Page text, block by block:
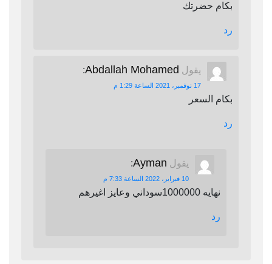
بكام حضرتك
رد
يقول Abdallah Mohamed
:
17 نوفمبر، 2021 الساعة 1:29 م
بكام السعر
رد
يقول Ayman
:
10 فبراير، 2022 الساعة 7:33 م
نهايه 1000000سوداني وعايز اغيرهم
رد